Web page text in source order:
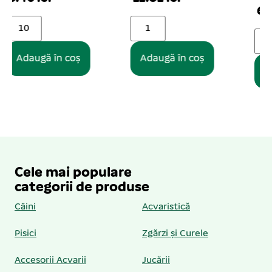
Adaugă în coș
Adaugă în coș
Cele mai populare
categorii de produse
Câini Acvaristică
Pisici Zgărzi și Curele
Accesorii Acvarii Jucării